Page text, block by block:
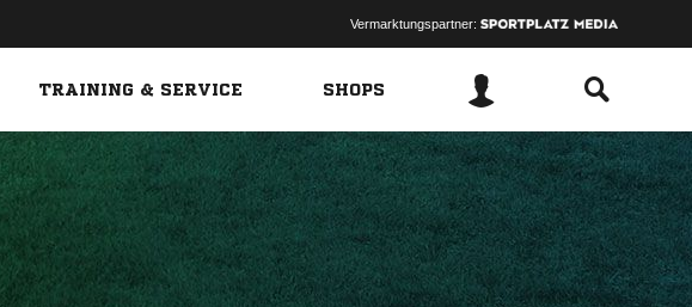
Vermarktungspartner:
TRAINING & SERVICE SHOPS